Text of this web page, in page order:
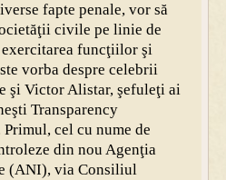
fapte penale, vor să
civile pe linie de
funcţiilor şi
vorba despre celebrii
şi Victor Alistar, şefuleţi ai
Transparency
cel cu nume de
din nou Agenţia
(ANI), via Consiliul